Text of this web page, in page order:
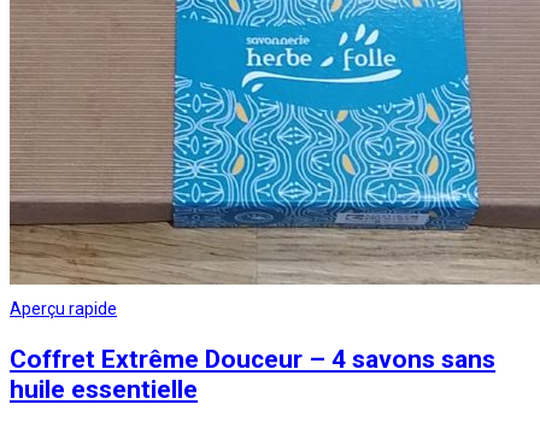
Aperçu rapide
Coffret Extrême Douceur – 4 savons sans
huile essentielle